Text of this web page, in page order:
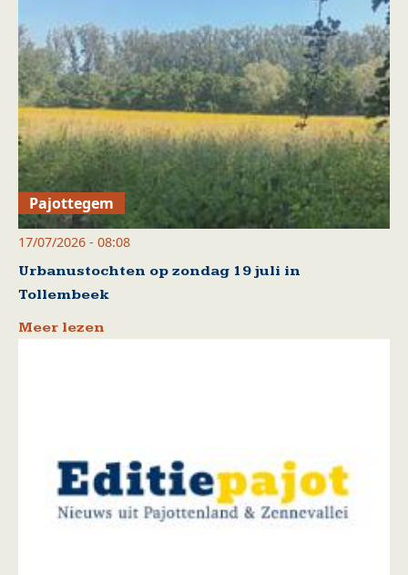
Pajottegem
17/07/2026 - 08:08
Urbanustochten op zondag 19 juli in
Tollembeek
Meer lezen